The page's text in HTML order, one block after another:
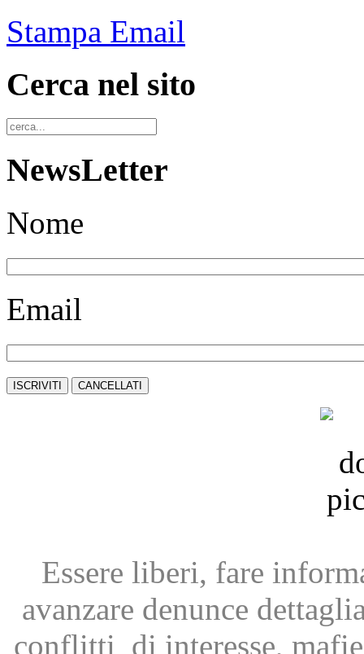
Stampa Email
Cerca nel sito
NewsLetter
Nome
Email
Essere liberi, fare
avanzare denunce
conflitti di interesse,